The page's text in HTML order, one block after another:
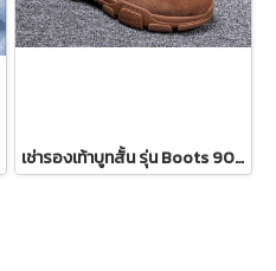
เช่ารองเท้าบูทสั้น รุ่น Boots 909MBM044BR